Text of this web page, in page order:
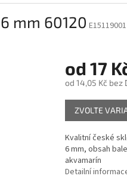
mm 60120
od 17
od 14,05 Kčbez
Měrná
cena:
ZVOLTE
Kvalitní české
6 mm, obsah
akvamarín
Detailní